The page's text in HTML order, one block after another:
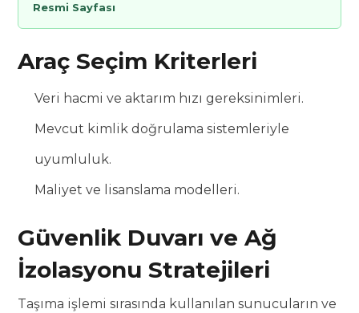
Resmi Sayfası
Araç Seçim Kriterleri
Veri hacmi ve aktarım hızı gereksinimleri.
Mevcut kimlik doğrulama sistemleriyle
uyumluluk.
Maliyet ve lisanslama modelleri.
Güvenlik Duvarı ve Ağ
İzolasyonu Stratejileri
Taşıma işlemi sırasında kullanılan sunucuların ve